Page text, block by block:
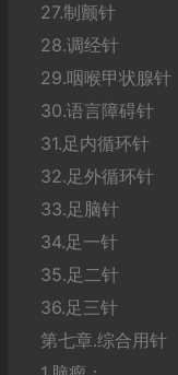
27.制颤针
28.调经针
29.咽喉甲状腺针
30.语言障碍针
31.足内循环针
32.足外循环针
33.足脑针
34.足一针
35.足二针
36.足三针
第七章.综合用针